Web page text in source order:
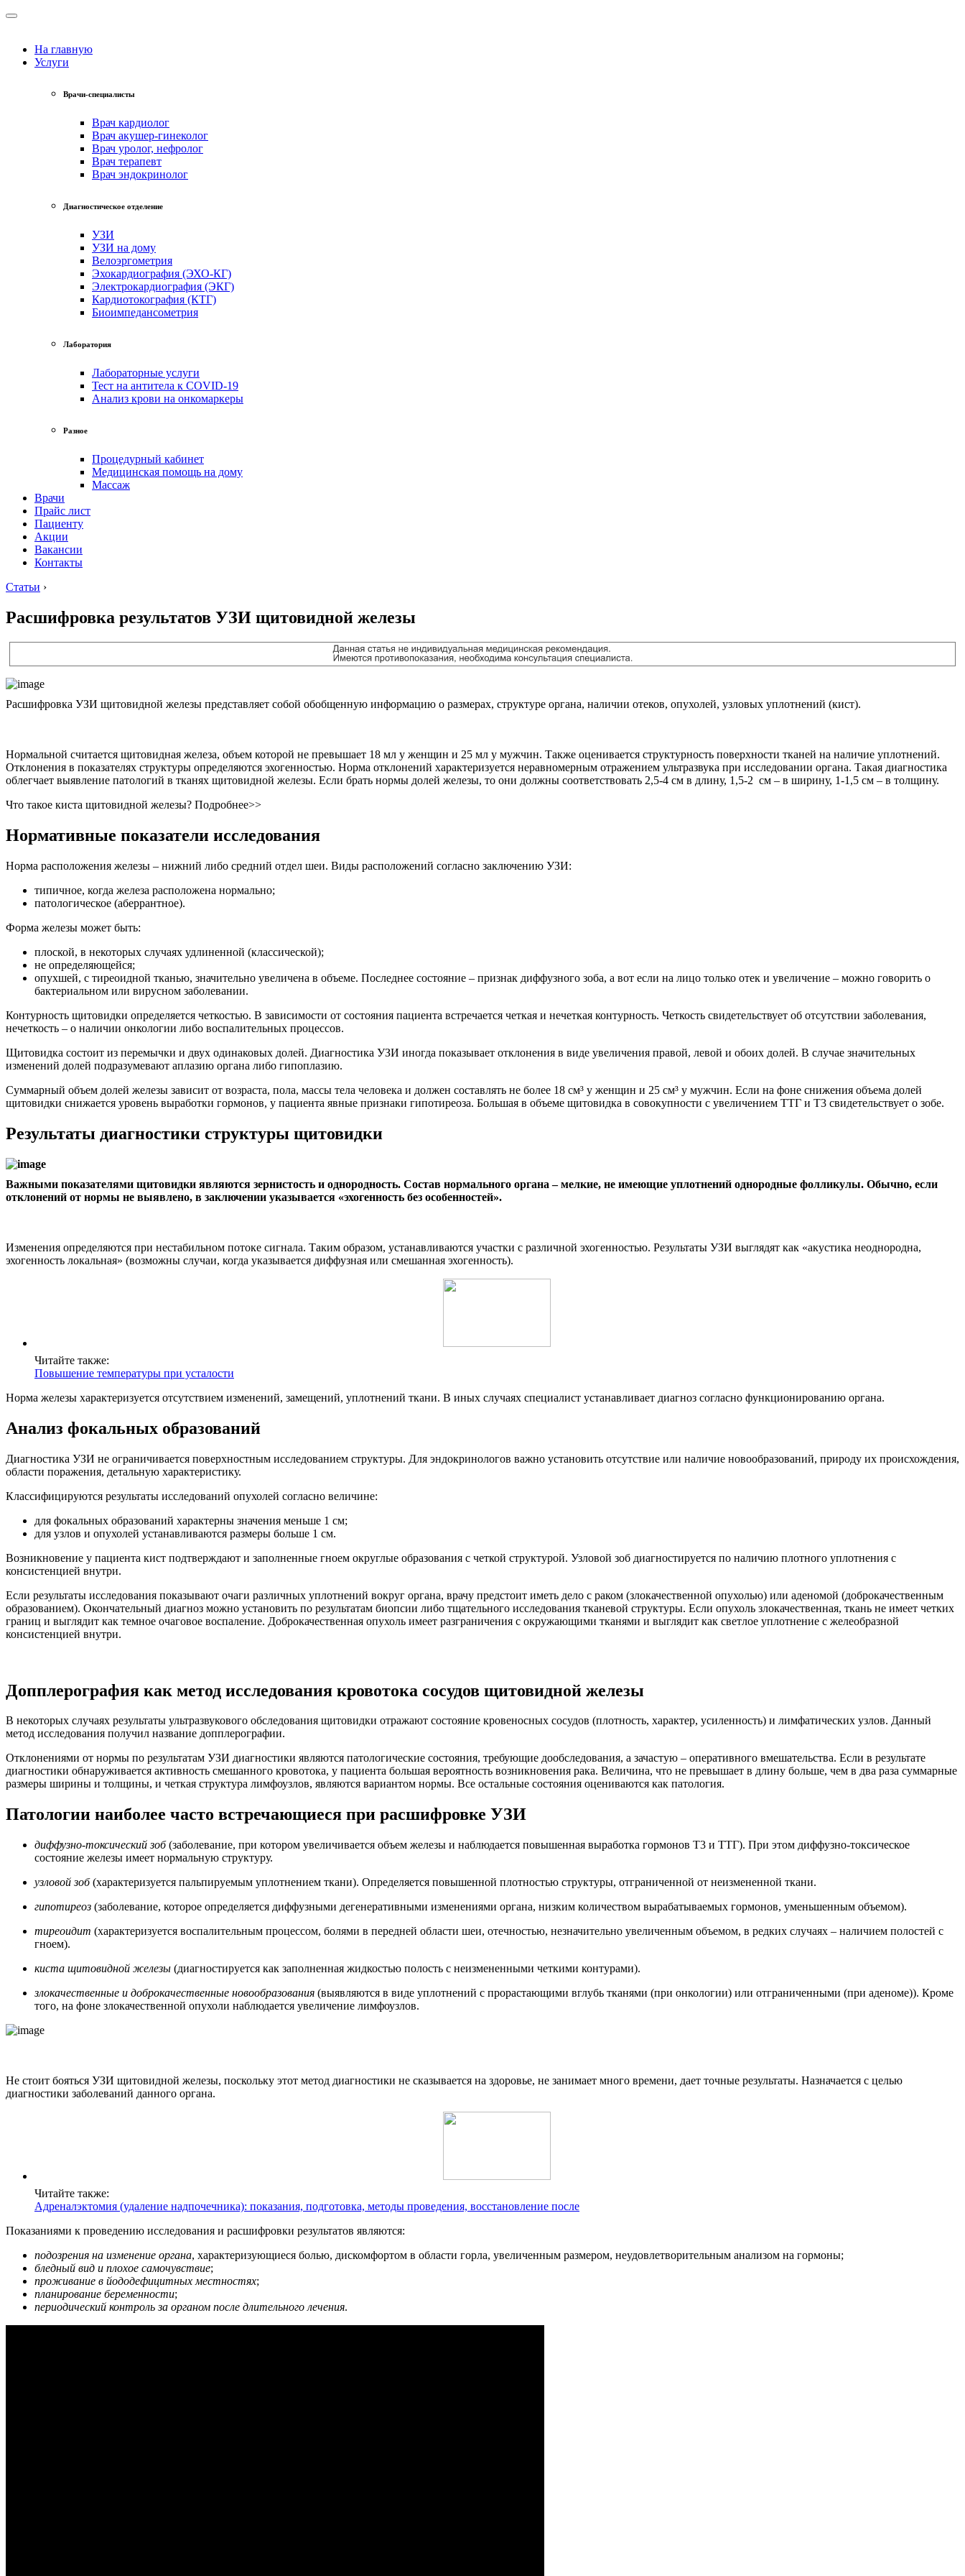
На главную
Услуги
Врачи-специалисты
Врач кардиолог
Врач акушер-гинеколог
Врач уролог, нефролог
Врач терапевт
Врач эндокринолог
Диагностическое отделение
УЗИ
УЗИ на дому
Велоэргометрия
Эхокардиография (ЭХО-КГ)
Электрокардиография (ЭКГ)
Кардиотокография (КТГ)
Биоимпедансометрия
Лаборатория
Лабораторные услуги
Тест на антитела к COVID-19
Анализ крови на онкомаркеры
Разное
Процедурный кабинет
Медицинская помощь на дому
Массаж
Врачи
Прайс лист
Пациенту
Акции
Вакансии
Контакты
Статьи ›
Расшифровка результатов УЗИ щитовидной железы
Расшифровка УЗИ щитовидной железы представляет собой обобщенную информацию о размерах, структуре органа, наличии отеков, опухолей, узловых уплотнений (кист).
Нормальной считается щитовидная железа, объем которой не превышает 18 мл у женщин и 25 мл у мужчин. Также оценивается структурность поверхности тканей на наличие уплотнений.
Отклонения в показателях структуры определяются эхогенностью. Норма отклонений характеризуется неравномерным отражением ультразвука при исследовании органа. Такая диагностика
облегчает выявление патологий в тканях щитовидной железы. Если брать нормы долей железы, то они должны соответствовать 2,5-4 см в длину, 1,5-2 см – в ширину, 1-1,5 см – в толщину.
Что такое киста щитовидной железы? Подробнее>>
Нормативные показатели исследования
Норма расположения железы – нижний либо средний отдел шеи. Виды расположений согласно заключению УЗИ:
типичное, когда железа расположена нормально;
патологическое (аберрантное).
Форма железы может быть:
плоской, в некоторых случаях удлиненной (классической);
не определяющейся;
опухшей, с тиреоидной тканью, значительно увеличена в объеме. Последнее состояние – признак диффузного зоба, а вот если на лицо только отек и увеличение – можно говорить о
бактериальном или вирусном заболевании.
Контурность щитовидки определяется четкостью. В зависимости от состояния пациента встречается четкая и нечеткая контурность. Четкость свидетельствует об отсутствии заболевания,
нечеткость – о наличии онкологии либо воспалительных процессов.
Щитовидка состоит из перемычки и двух одинаковых долей. Диагностика УЗИ иногда показывает отклонения в виде увеличения правой, левой и обоих долей. В случае значительных
изменений долей подразумевают аплазию органа либо гипоплазию.
Суммарный объем долей железы зависит от возраста, пола, массы тела человека и должен составлять не более 18 см³ у женщин и 25 см³ у мужчин. Если на фоне снижения объема долей
щитовидки снижается уровень выработки гормонов, у пациента явные признаки гипотиреоза. Большая в объеме щитовидка в совокупности с увеличением ТТГ и Т3 свидетельствует о зобе.
Результаты диагностики структуры щитовидки
Важными показателями щитовидки являются зернистость и однородность. Состав нормального органа – мелкие, не имеющие уплотнений однородные фолликулы. Обычно, если
отклонений от нормы не выявлено, в заключении указывается «эхогенность без особенностей».
Изменения определяются при нестабильном потоке сигнала. Таким образом, устанавливаются участки с различной эхогенностью. Результаты УЗИ выглядят как «акустика неоднородна,
эхогенность локальная» (возможны случаи, когда указывается диффузная или смешанная эхогенность).
Читайте также:
Повышение температуры при усталости
Норма железы характеризуется отсутствием изменений, замещений, уплотнений ткани. В иных случаях специалист устанавливает диагноз согласно функционированию органа.
Анализ фокальных образований
Диагностика УЗИ не ограничивается поверхностным исследованием структуры. Для эндокринологов важно установить отсутствие или наличие новообразований, природу их происхождения,
области поражения, детальную характеристику.
Классифицируются результаты исследований опухолей согласно величине:
для фокальных образований характерны значения меньше 1 см;
для узлов и опухолей устанавливаются размеры больше 1 см.
Возникновение у пациента кист подтверждают и заполненные гноем округлые образования с четкой структурой. Узловой зоб диагностируется по наличию плотного уплотнения с
консистенцией внутри.
Если результаты исследования показывают очаги различных уплотнений вокруг органа, врачу предстоит иметь дело с раком (злокачественной опухолью) или аденомой (доброкачественным
образованием). Окончательный диагноз можно установить по результатам биопсии либо тщательного исследования тканевой структуры. Если опухоль злокачественная, ткань не имеет четких
границ и выглядит как темное очаговое воспаление. Доброкачественная опухоль имеет разграничения с окружающими тканями и выглядит как светлое уплотнение с желеобразной
консистенцией внутри.
Допплерография как метод исследования кровотока сосудов щитовидной железы
В некоторых случаях результаты ультразвукового обследования щитовидки отражают состояние кровеносных сосудов (плотность, характер, усиленность) и лимфатических узлов. Данный
метод исследования получил название допплерографии.
Отклонениями от нормы по результатам УЗИ диагностики являются патологические состояния, требующие дообследования, а зачастую – оперативного вмешательства. Если в результате
диагностики обнаруживается активность смешанного кровотока, у пациента большая вероятность возникновения рака. Величина, что не превышает в длину больше, чем в два раза суммарные
размеры ширины и толщины, и четкая структура лимфоузлов, являются вариантом нормы. Все остальные состояния оцениваются как патология.
Патологии наиболее часто встречающиеся при расшифровке УЗИ
диффузно-токсический зоб(заболевание, при котором увеличивается объем железы и наблюдается повышенная выработка гормонов Т3 и ТТГ). При этом диффузно-токсическое
состояние железы имеет нормальную структуру.
узловой зоб(характеризуется пальпируемым уплотнением ткани). Определяется повышенной плотностью структуры, отграниченной от неизмененной ткани.
гипотиреоз (заболевание, которое определяется диффузными дегенеративными изменениями органа, низким количеством вырабатываемых гормонов, уменьшенным объемом).
тиреоидит (характеризуется воспалительным процессом, болями в передней области шеи, отечностью, незначительно увеличенным объемом, в редких случаях – наличием полостей с
гноем).
киста щитовидной железы (диагностируется как заполненная жидкостью полость с неизмененными четкими контурами).
злокачественные и доброкачественные новообразования (выявляются в виде уплотнений с прорастающими вглубь тканями (при онкологии) или отграниченными (при аденоме)). Кроме
того, на фоне злокачественной опухоли наблюдается увеличение лимфоузлов.
Не стоит бояться УЗИ щитовидной железы, поскольку этот метод диагностики не сказывается на здоровье, не занимает много времени, дает точные результаты. Назначается с целью
диагностики заболеваний данного органа.
Читайте также:
Адреналэктомия (удаление надпочечника): показания, подготовка, методы проведения, восстановление после
Показаниями к проведению исследования и расшифровки результатов являются:
подозрения на изменение органа, характеризующиеся болью, дискомфортом в области горла, увеличенным размером, неудовлетворительным анализом на гормоны;
бледный вид и плохое самочувствие;
проживание в йододефицитных местностях;
планирование беременности;
периодический контроль за органом после длительного лечения.